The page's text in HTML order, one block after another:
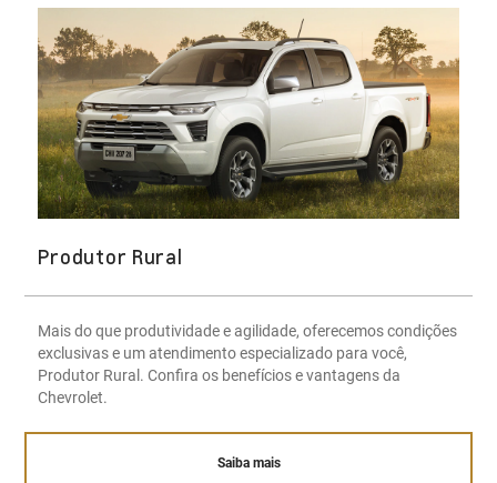
Produtor Rural
Mais do que produtividade e agilidade, oferecemos condições
exclusivas e um atendimento especializado para você,
Produtor Rural. Confira os benefícios e vantagens da
Chevrolet.
Saiba mais